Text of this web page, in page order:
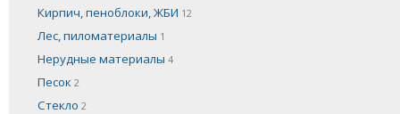
Кирпич, пеноблоки, ЖБИ 12
Лес, пиломатериалы 1
Нерудные материалы 4
Песок 2
Стекло 2